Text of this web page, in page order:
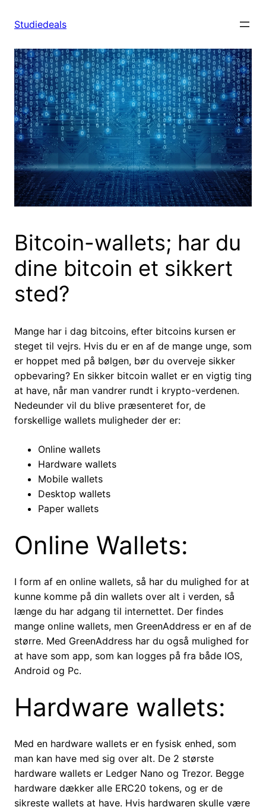
Studiedeals
Bitcoin-wallets; har du
dine bitcoin et sikkert
sted?
Mange har i dag bitcoins, efter bitcoins kursen er
steget til vejrs. Hvis du er en af de mange unge, som
er hoppet med på bølgen, bør du overveje sikker
opbevaring? En sikker bitcoin wallet er en vigtig ting
at have, når man vandrer rundt i krypto-verdenen.
Nedeunder vil du blive præsenteret for, de
forskellige wallets muligheder der er:
Online wallets
Hardware wallets
Mobile wallets
Desktop wallets
Paper wallets
Online Wallets:
I form af en online wallets, så har du mulighed for at
kunne komme på din wallets over alt i verden, så
længe du har adgang til internettet. Der findes
mange online wallets, men GreenAddress er en af de
større. Med GreenAddress har du også mulighed for
at have som app, som kan logges på fra både IOS,
Android og Pc.
Hardware wallets:
Med en hardware wallets er en fysisk enhed, som
man kan have med sig over alt. De 2 største
hardware wallets er Ledger Nano og Trezor. Begge
hardware dækker alle ERC20 tokens, og er de
sikreste wallets at have. Hvis hardwaren skulle være